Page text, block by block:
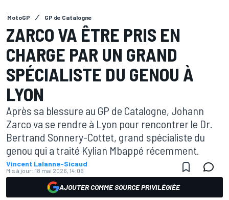
MotoGP GP de Catalogne
ZARCO VA ÊTRE PRIS EN
CHARGE PAR UN GRAND
SPÉCIALISTE DU GENOU À
LYON
Après sa blessure au GP de Catalogne, Johann
Zarco va se rendre à Lyon pour rencontrer le Dr.
Bertrand Sonnery-Cottet, grand spécialiste du
genou qui a traité Kylian Mbappé récemment.
Vincent Lalanne-Sicaud
Mis à jour: 18 mai 2026, 14:06
AJOUTER COMME SOURCE PRIVILÉGIÉE